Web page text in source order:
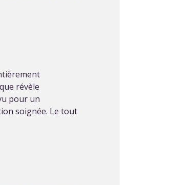
révèle
pour un
soignée. Le tout